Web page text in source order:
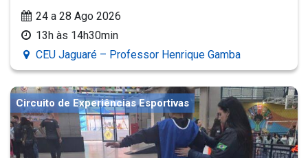
24 a 28 Ago 2026
13h às 14h30min
CEU Jaguaré – Professor Henrique Gamba
Circuito de Experiências Esportivas